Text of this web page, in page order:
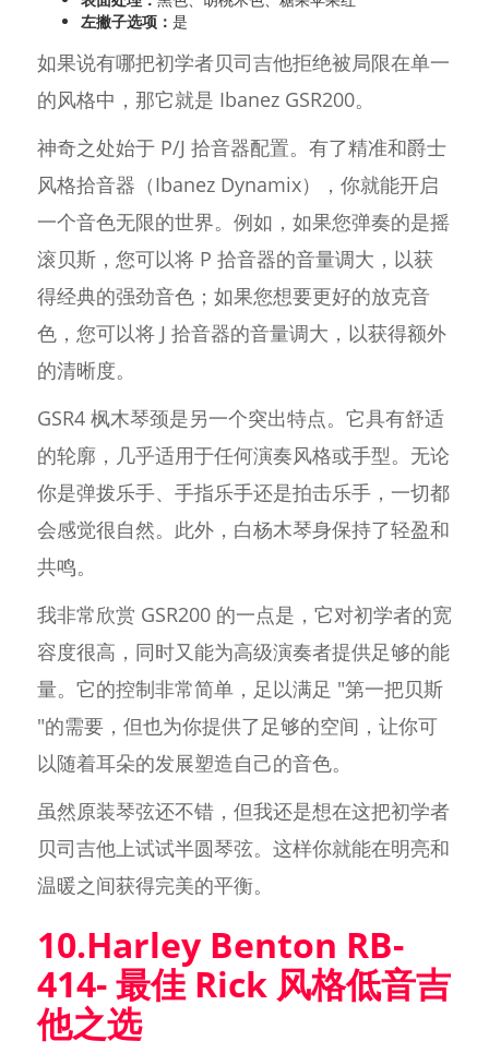
左撇子选项： 是
如果说有哪把初学者贝司吉他拒绝被局限在单一
的风格中，那它就是 Ibanez GSR200。
神奇之处始于 P/J 拾音器配置。有了精准和爵士
风格拾音器（Ibanez Dynamix），你就能开启
一个音色无限的世界。例如，如果您弹奏的是摇
滚贝斯，您可以将 P 拾音器的音量调大，以获
得经典的强劲音色；如果您想要更好的放克音
色，您可以将 J 拾音器的音量调大，以获得额外
的清晰度。
GSR4 枫木琴颈是另一个突出特点。它具有舒适
的轮廓，几乎适用于任何演奏风格或手型。无论
你是弹拨乐手、手指乐手还是拍击乐手，一切都
会感觉很自然。此外，白杨木琴身保持了轻盈和
共鸣。
我非常欣赏 GSR200 的一点是，它对初学者的宽
容度很高，同时又能为高级演奏者提供足够的能
量。它的控制非常简单，足以满足 "第一把贝斯
"的需要，但也为你提供了足够的空间，让你可
以随着耳朵的发展塑造自己的音色。
虽然原装琴弦还不错，但我还是想在这把初学者
贝司吉他上试试半圆琴弦。这样你就能在明亮和
温暖之间获得完美的平衡。
10.Harley Benton RB-
414- 最佳 Rick 风格低音吉
他之选